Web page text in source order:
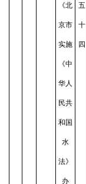
《北
京市
实施
《中
华人
民共
和国
水
法》
办
五
十
四